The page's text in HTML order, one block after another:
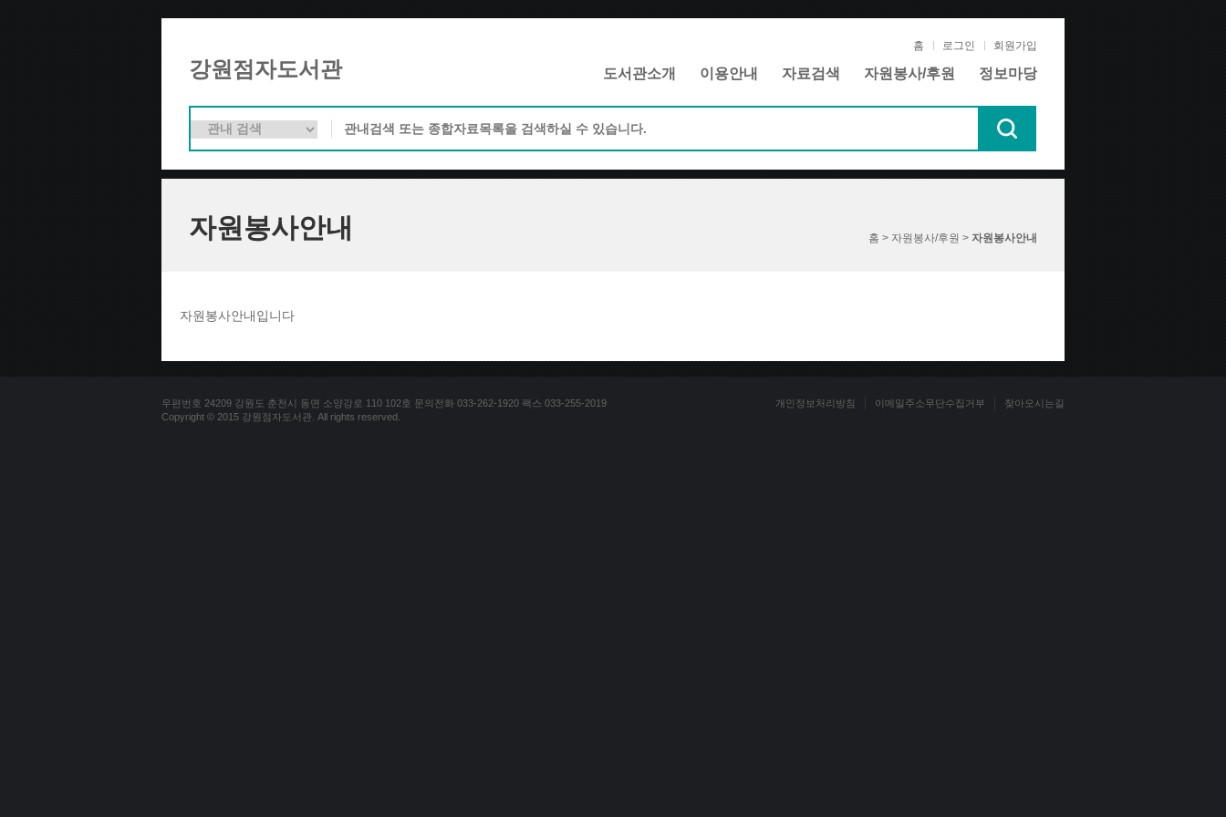
강원점자도서관
홈 로그인 회원가입
도서관소개 이용안내 자료검색 자원봉사/후원 정보마당
자원봉사안내 홈 > 자원봉사/후원 > 자원봉사안내
자원봉사안내입니다
우편번호 24209 강원도 춘천시 동면 소양강로 110 102호 문의전화 033-262-1920 팩스 033-255-2019
Copyright © 2015 강원점자도서관. All rights reserved.
개인정보처리방침 이메일주소무단수집거부 찾아오시는길